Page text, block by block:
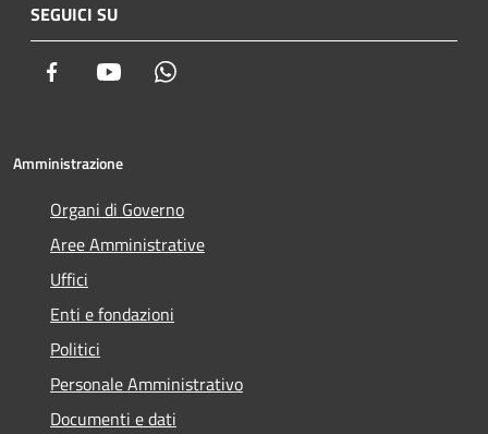
SEGUICI SU
Facebook Youtube
Amministrazione
Organi di Governo
Aree Amministrative
Uffici
Enti e fondazioni
Politici
Personale Amministrativo
Documenti e dati